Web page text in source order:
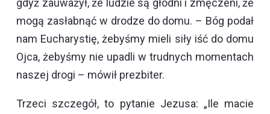
gdyż zauważył, że ludzie są głodni i zmęczeni, że
mogą zasłabnąć w drodze do domu. – Bóg podał
nam Eucharystię, żebyśmy mieli siły iść do domu
Ojca, żebyśmy nie upadli w trudnych momentach
naszej drogi – mówił prezbiter.
Trzeci szczegół, to pytanie Jezusa: „Ile macie